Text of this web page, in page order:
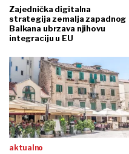
Zajednička digitalna
strategija zemalja zapadnog
Balkana ubrzava njihovu
integraciju u EU
aktualno